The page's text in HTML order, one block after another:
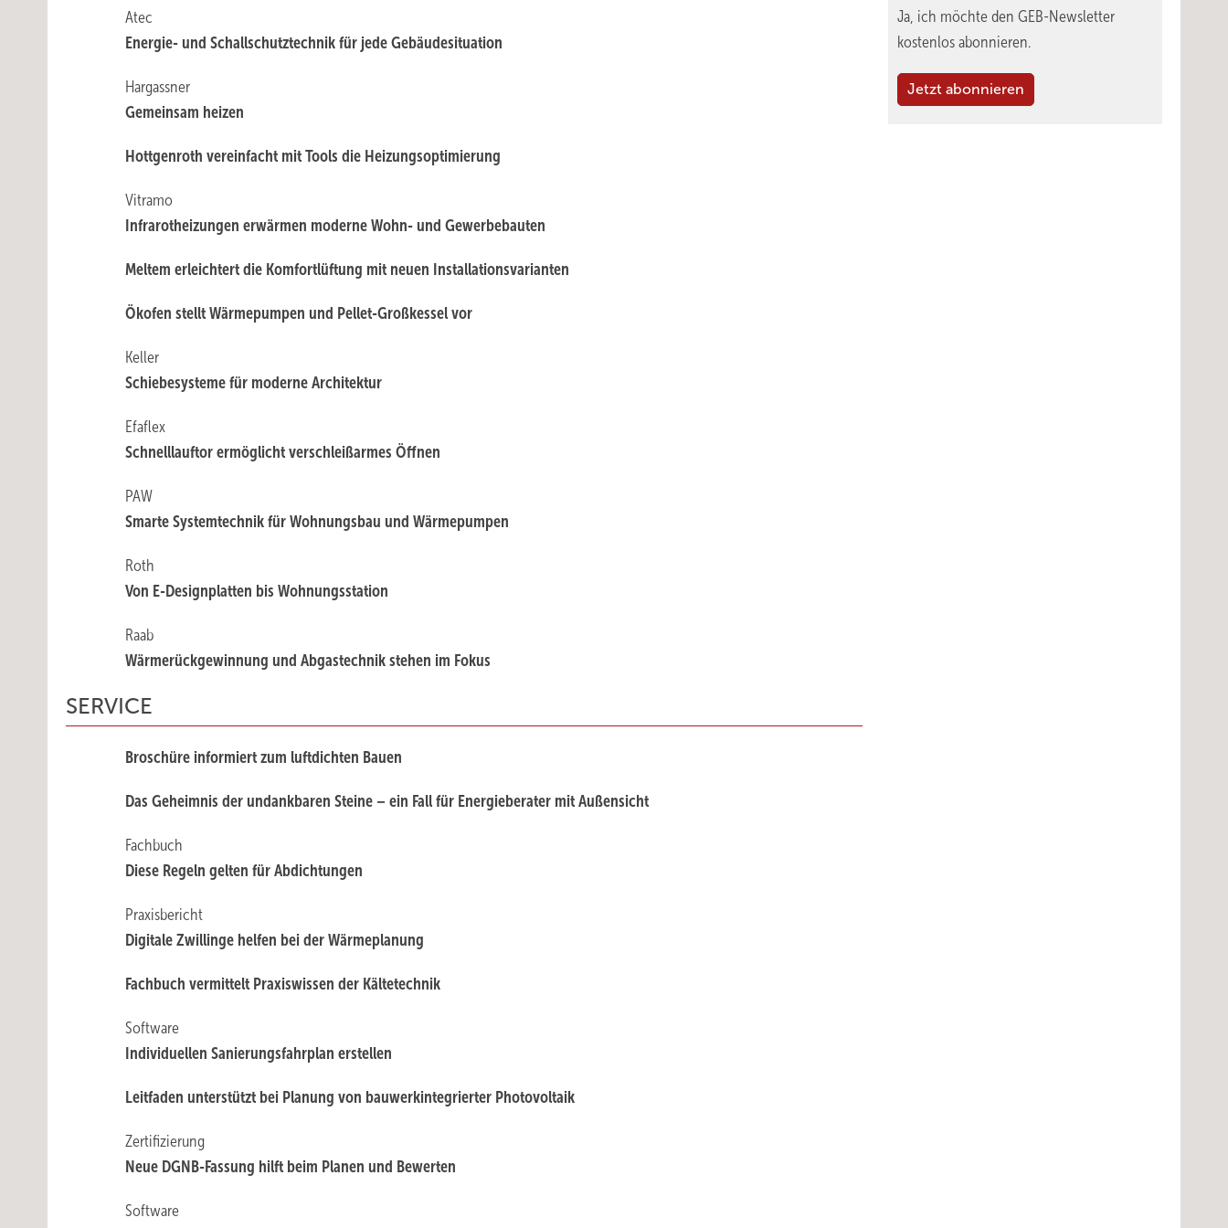
Atec
Energie- und Schallschutz­technik für jede Gebäudesituation
Hargassner
Gemeinsam heizen
Hottgenroth vereinfacht mit Tools die Heizungsoptimierung
Vitramo
Infrarotheizungen erwärmen moderne Wohn- und Gewerbebauten
Meltem erleichtert die Komfortlüftung mit neuen Installationsvarianten
Ökofen stellt Wärmepumpen und ­Pellet-Großkessel vor
Keller
Schiebesysteme für moderne Architektur
Efaflex
Schnelllauftor ermöglicht verschleiß­armes Öffnen
PAW
Smarte Systemtechnik für Wohnungs­bau und Wärmepumpen
Roth
Von E-Designplatten bis Wohnungs­station
Raab
Wärmerückgewinnung und Abgas­technik stehen im Fokus
SERVICE
Broschüre informiert zum luftdichten Bauen
Das Geheimnis der undankbaren Steine – ein Fall für ­Energieberater mit Außensicht
Fachbuch
Diese Regeln gelten für Abdichtungen
Praxisbericht
Digitale Zwillinge ­helfen bei der Wärmeplanung
Fachbuch vermittelt Praxiswissen der Kältetechnik
Software
Individuellen Sanierungs­fahrplan erstellen
Leitfaden unterstützt bei Planung von bauwerkintegrierter Photovoltaik
Zertifizierung
Neue DGNB-Fassung hilft beim Planen und Bewerten
Software
Ja, ich möchte den GEB-Newsletter
kostenlos abonnieren.
Jetzt abonnieren